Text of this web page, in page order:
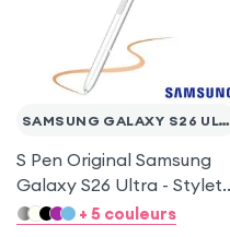
SAMSUNG GALAXY S26 ULTRA
S Pen Original Samsung
Galaxy S26 Ultra - Stylet
officiel Or rose by
+ 5 couleurs